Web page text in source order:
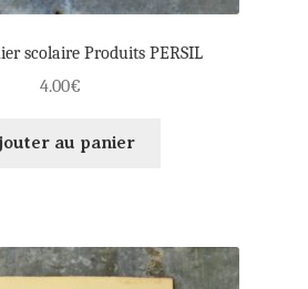
scolaire Produits PERSIL
4.00€
au panier